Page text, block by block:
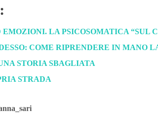
EMOZIONI. LA PSICOSOMATICA “SUL
COME RIPRENDERE IN MANO
STORIA SBAGLIATA
STRADA